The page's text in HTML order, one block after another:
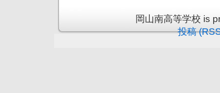
岡山南高等学校 is
投稿